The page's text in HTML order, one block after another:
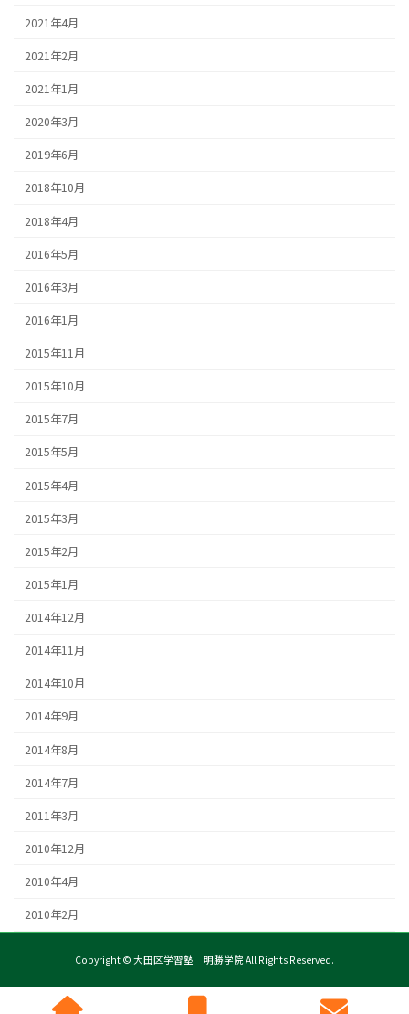
2021年4月
2021年2月
2021年1月
2020年3月
2019年6月
2018年10月
2018年4月
2016年5月
2016年3月
2016年1月
2015年11月
2015年10月
2015年7月
2015年5月
2015年4月
2015年3月
2015年2月
2015年1月
2014年12月
2014年11月
2014年10月
2014年9月
2014年8月
2014年7月
2011年3月
2010年12月
2010年4月
2010年2月
Copyright © 大田区学習塾 明勝学院 All Rights Reserved.